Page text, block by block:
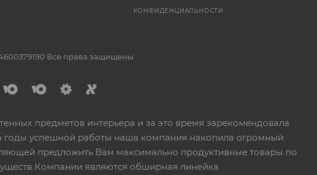
КОНФИДЕНЦИАЛЬНОСТИ
Все права защищены
предметов интерьера и за это время зарекомендовала
годы успешной работы наша компания накопила огромный
предложить Вам максимально продуктивные товары по
Компании являются обширная линейка